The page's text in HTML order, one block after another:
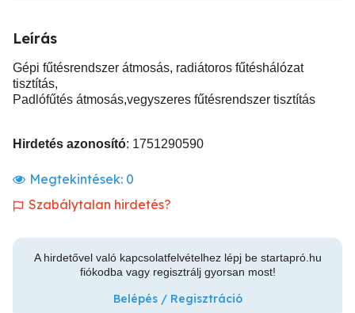
Leírás
Gépi fűtésrendszer átmosás, radiátoros fűtéshálózat
tisztítás,
Padlófűtés átmosás,vegyszeres fűtésrendszer tisztítás
Hirdetés azonosító: 1751290590
Megtekintések: 0
Szabálytalan hirdetés?
A hirdetővel való kapcsolatfelvételhez lépj be startapró.hu
fiókodba vagy regisztrálj gyorsan most!
Belépés / Regisztráció